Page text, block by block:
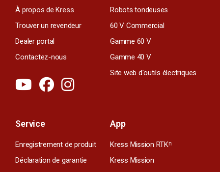
À propos de Kress
Trouver un revendeur
Dealer portal
Contactez-nous
Robots tondeuses
60 V Commercial
Gamme 60 V
Gamme 40 V
Site web d'outils électriques
Service
Enregistrement de produit
Déclaration de garantie
App
Kress Mission RTKn
Kress Mission